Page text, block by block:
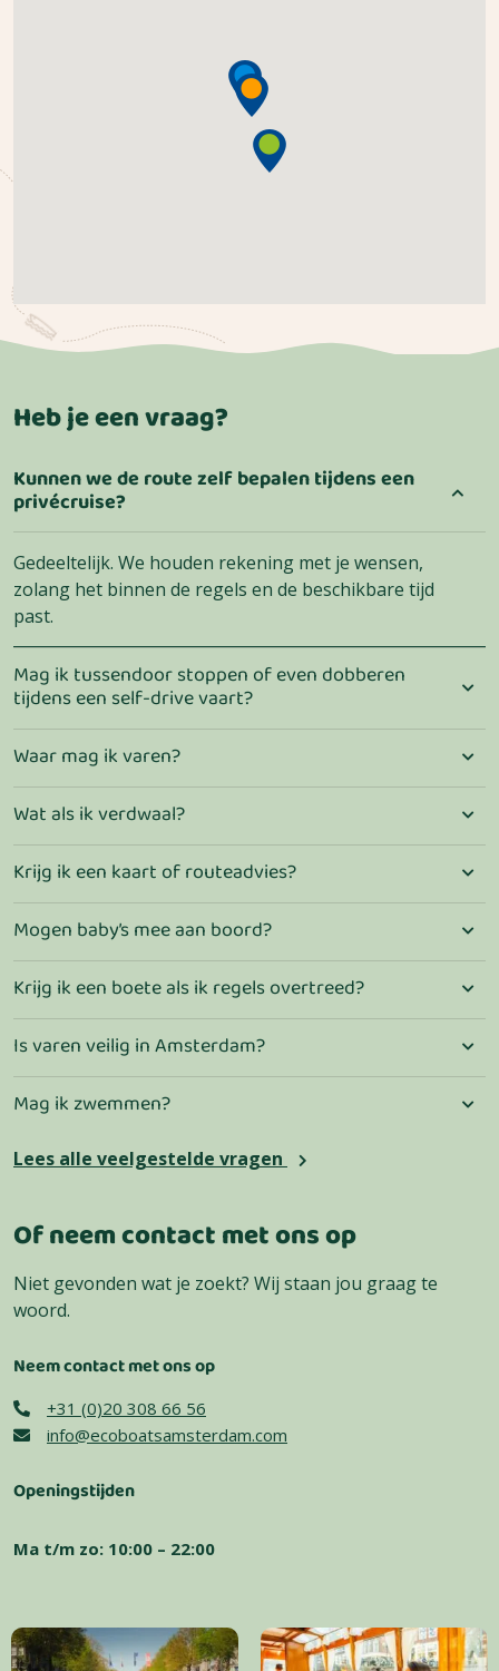
Heb je een vraag?
Kunnen we de route zelf bepalen tijdens een
privécruise?
Gedeeltelijk. We houden rekening met je wensen,
zolang het binnen de regels en de beschikbare tijd
past.
Mag ik tussendoor stoppen of even dobberen
tijdens een self-drive vaart?
Waar mag ik varen?
Wat als ik verdwaal?
Krijg ik een kaart of routeadvies?
Mogen baby’s mee aan boord?
Krijg ik een boete als ik regels overtreed?
Is varen veilig in Amsterdam?
Mag ik zwemmen?
Lees alle veelgestelde vragen
Of neem contact met ons op
Niet gevonden wat je zoekt? Wij staan jou graag te
woord.
Neem contact met ons op
+31 (0)20 308 66 56
info@ecoboatsamsterdam.com
Openingstijden
Ma t/m zo: 10:00 – 22:00